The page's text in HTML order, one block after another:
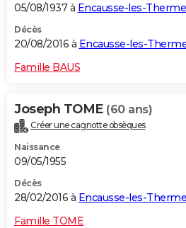
05/08/1937 à Encausse-les-
Décès
20/08/2016 à Encausse-les-
Famille BAUS
Joseph TOME (60 ans)
Créer une cagnotte obsèques
Naissance
09/05/1955
Décès
28/02/2016 à Encausse-les-
Famille TOME